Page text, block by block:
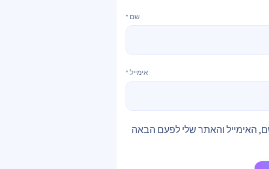
שם *
אימייל *
האימייל והאתר שלי לפעם הבאה